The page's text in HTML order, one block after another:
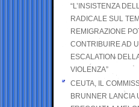
“L’INSISTENZA
RADICALE SUL
REMIGRAZIONE
CONTRIBUIRE AD
ESCALATION
VIOLENZA”
CEUTA, IL
BRUNNER LANCIA